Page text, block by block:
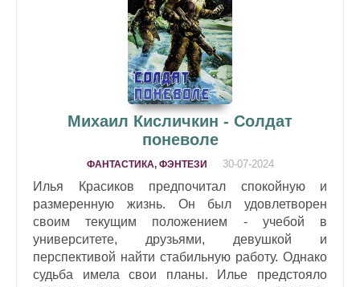
Михаил Кисличкин - Солдат
поневоле
ФАНТАСТИКА, ФЭНТЕЗИ 30-07-2024
Илья Красиков предпочитал спокойную и
размеренную жизнь. Он был удовлетворен
своим текущим положением - учебой в
университете, друзьями, девушкой и
перспективой найти стабильную работу. Однако
судьба имела свои планы. Илье предстояло